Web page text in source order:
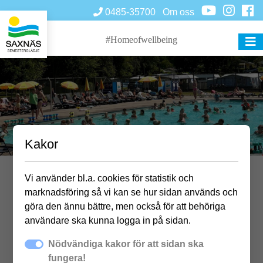
0485-35700 Om oss
#Homeofwellbeing
Vattengympa
För deltagande gäller giltig poolentré för dagen.
Kakor
Vi använder bl.a. cookies för statistik och
marknadsföring så vi kan se hur sidan används och
göra den ännu bättre, men också för att behöriga
användare ska kunna logga in på sidan.
Nödvändiga kakor för att sidan ska
fungera!